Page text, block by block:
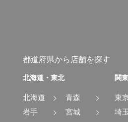
都道府県から店舗を探す
北海道・東北
北海道
青森
岩手
宮城
関東
東
埼玉